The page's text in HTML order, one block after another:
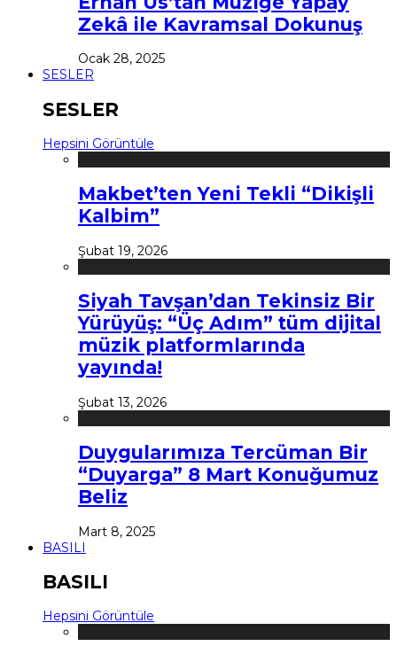
Zekâ ile Kavramsal Dokunuş
Ocak 28, 2025
SESLER
SESLER
Hepsini Görüntüle
Makbet’ten Yeni Tekli “Dikişli
Kalbim”
Şubat 19, 2026
Siyah Tavşan’dan Tekinsiz Bir
Yürüyüş: “Üç Adım” tüm dijital
müzik platformlarında
yayında!
Şubat 13, 2026
Duygularımıza Tercüman Bir
“Duyarga” 8 Mart Konuğumuz
Beliz
Mart 8, 2025
BASILI
BASILI
Hepsini Görüntüle